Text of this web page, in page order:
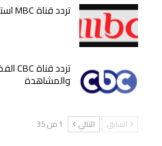
تردد قناة MBC استقبال مجاني لبرامج MBC
والمشاهدة
السابق التالي 1 من 35